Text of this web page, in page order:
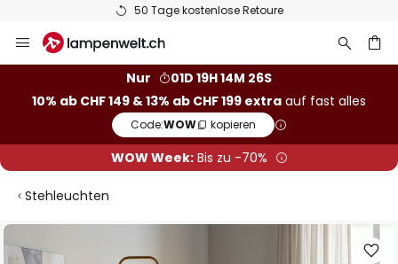
50 Tage kostenlose Retoure
Inhalt
Nur
01D 19H 14M 25S
10% ab CHF 149 & 13% ab CHF 199 extra auf fast alles
Code:WOW kopieren
WOW Week:Bis zu -70%
Stehleuchten
Zum
Ende